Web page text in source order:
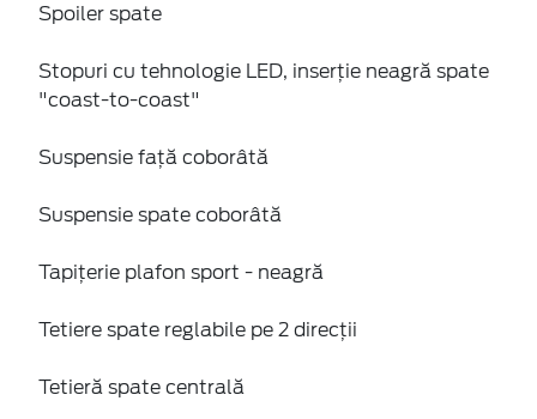
Spoiler spate
Stopuri cu tehnologie LED, inserție neagră spate
"coast-to-coast"
Suspensie față coborâtă
Suspensie spate coborâtă
Tapițerie plafon sport - neagră
Tetiere spate reglabile pe 2 direcții
Tetieră spate centrală